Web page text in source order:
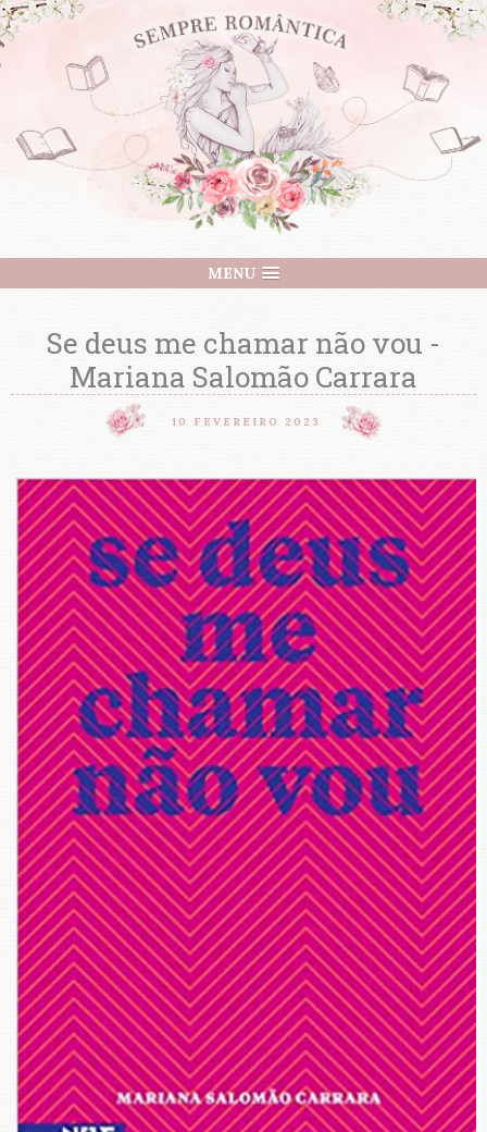
MENU
Se deus me chamar não vou -
Mariana Salomão Carrara
10 FEVEREIRO 2023